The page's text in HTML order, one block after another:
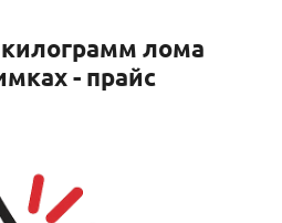
килограмм лома
- прайс